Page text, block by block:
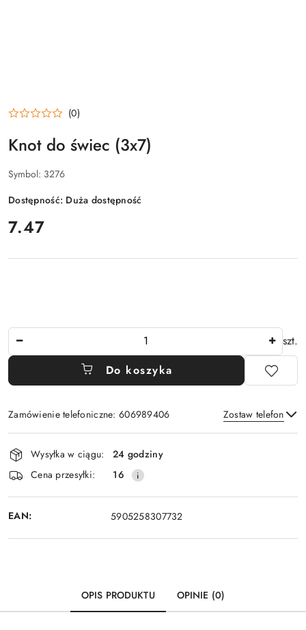
(0)
Knot do świec (3x7)
Symbol: 3276
Dostępność: Duża dostępność
cena:
7.47
szt.
Do koszyka
Zamówienie telefoniczne: 606989406 Zostaw telefon
Wyślij
Dostępność
i
dostawa
Wysyłka w ciągu:
24 godziny
Cena przesyłki:
16
EAN: 5905258307732
OPIS PRODUKTU OPINIE (0)